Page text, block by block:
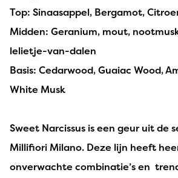
Top: Sinaasappel, Bergamot,
Midden: Geranium, mout,
lelietje-van-dalen
Basis: Cedarwood, Guaiac Wood,
White Musk
Sweet Narcissus is een geur uit de
Millifiori Milano. Deze lijn heeft
onverwachte combinatie’s en